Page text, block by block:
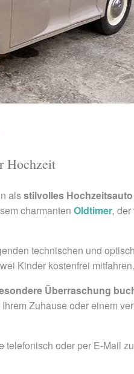
Hochzeit
alsstilvolles Hochzeitsauto
charmanten Oldtimer,
technischen und
Kinder kostenfrei mitfahren.
Überraschung
Zuhause oder einem
oder per E-Mail